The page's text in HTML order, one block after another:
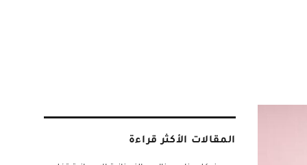
المقالات الأكثر قراءة